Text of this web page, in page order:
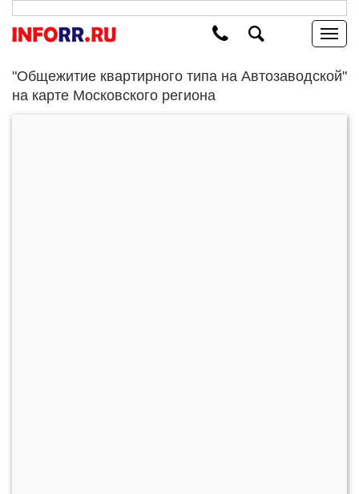
"Общежитие квартирного типа на Автозаводской"
на карте Московского региона